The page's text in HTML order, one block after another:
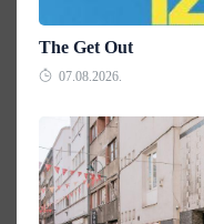
The Get Out
07.08.2026.